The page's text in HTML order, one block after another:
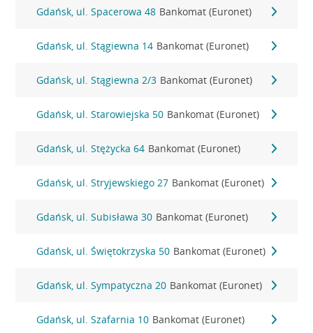
Gdańsk, ul. Spacerowa 48 Bankomat (Euronet)
Gdańsk, ul. Stągiewna 14 Bankomat (Euronet)
Gdańsk, ul. Stągiewna 2/3 Bankomat (Euronet)
Gdańsk, ul. Starowiejska 50 Bankomat (Euronet)
Gdańsk, ul. Stężycka 64 Bankomat (Euronet)
Gdańsk, ul. Stryjewskiego 27 Bankomat (Euronet)
Gdańsk, ul. Subisława 30 Bankomat (Euronet)
Gdańsk, ul. Świętokrzyska 50 Bankomat (Euronet)
Gdańsk, ul. Sympatyczna 20 Bankomat (Euronet)
Gdańsk, ul. Szafarnia 10 Bankomat (Euronet)